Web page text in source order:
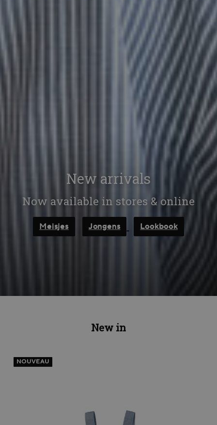
New arrivals
Now available in stores & online
Meisjes Jongens Lookbook
New in
NOUVEAU